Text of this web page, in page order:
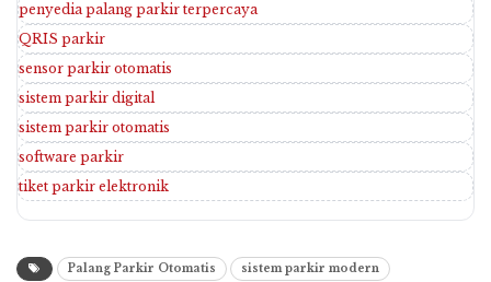
penyedia palang parkir terpercaya
QRIS parkir
sensor parkir otomatis
sistem parkir digital
sistem parkir otomatis
software parkir
tiket parkir elektronik
Palang Parkir Otomatis
sistem parkir modern